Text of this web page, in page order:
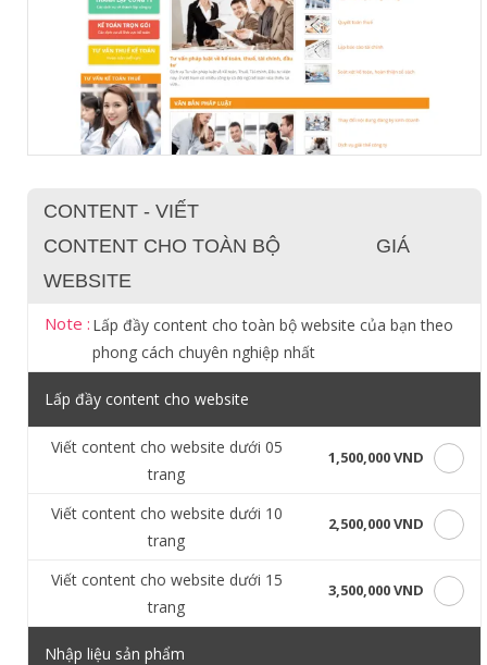
CONTENT - VIẾT
CONTENT CHO TOÀN BỘ
WEBSITE
GIÁ
Note : Lấp đầy content cho toàn bộ website của bạn theo
phong cách chuyên nghiệp nhất
Lấp đầy content cho website
Viết content cho website dưới 05
trang
1,500,000 VND
Viết content cho website dưới 10
trang
2,500,000 VND
Viết content cho website dưới 15
trang
3,500,000 VND
Nhập liệu sản phẩm